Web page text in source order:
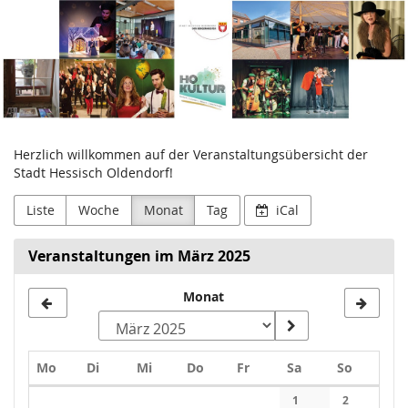
springen
Stadtverwaltung
Hessisch
Oldendorf
Herzlich willkommen auf der Veranstaltungsübersicht der
Stadt Hessisch Oldendorf!
Liste Woche Monat Tag iCal
Veranstaltungen im März 2025
Monat
Mo Montag
DiDienstag
MiMittwoch
Do Donnerstag
FrFreitagSaSamstag
So
1 2